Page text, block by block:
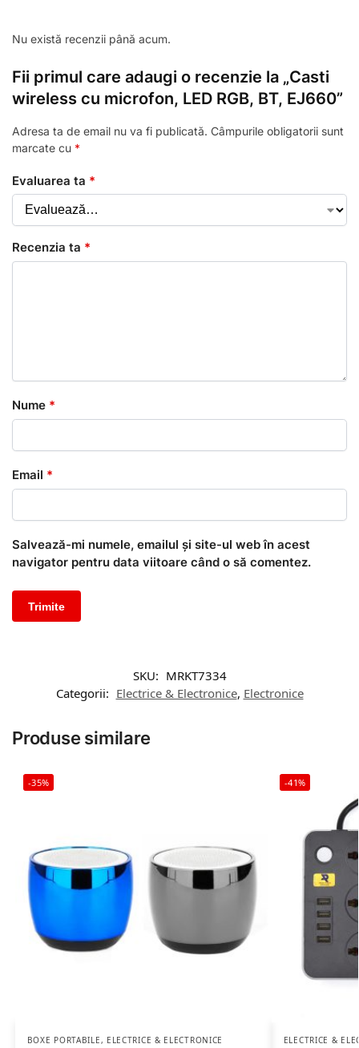
Nu există recenzii până acum.
Fii primul care adaugi o recenzie la „Casti
wireless cu microfon, LED RGB, BT, EJ660”
Adresa ta de email nu va fi publicată. Câmpurile obligatorii sunt
marcate cu *
Evaluarea ta *
Recenzia ta *
Nume *
Email *
Salvează-mi numele, emailul și site-ul web în acest
navigator pentru data viitoare când o să comentez.
SKU: MRKT7334
Categorii: Electrice & Electronice, Electronice
Produse similare
-35%
BOXE PORTABILE, ELECTRICE & ELECTRONICE
-41%
ELECTRICE &